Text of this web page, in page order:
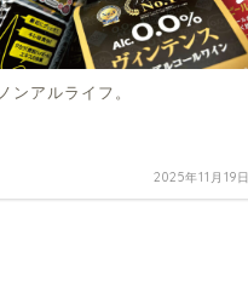
ノンアルライフ。
2025年11月19日